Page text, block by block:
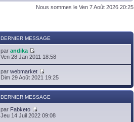
Nous sommes le Ven 7 Août 2026 20:25
DERNIER MESSAGE
par andika
Ven 28 Jan 2011 18:58
par webmarket
Dim 29 Août 2021 19:25
DERNIER MESSAGE
par Fabketo
Jeu 14 Juil 2022 09:08